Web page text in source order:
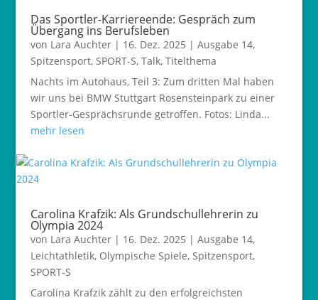
Das Sportler-Karriereende: Gespräch zum
Übergang ins Berufsleben
von Lara Auchter| 16. Dez. 2025 | Ausgabe 14,
Spitzensport, SPORT-S, Talk, Titelthema
Nachts im Autohaus, Teil 3: Zum dritten Mal haben
wir uns bei BMW Stuttgart Rosensteinpark zu einer
Sportler-Gesprächsrunde getroffen. Fotos: Linda...
mehr lesen
Carolina Krafzik: Als Grundschullehrerin zu
Olympia 2024
von Lara Auchter| 16. Dez. 2025 | Ausgabe 14,
Leichtathletik, Olympische Spiele, Spitzensport,
SPORT-S
Carolina Krafzik zählt zu den erfolgreichsten